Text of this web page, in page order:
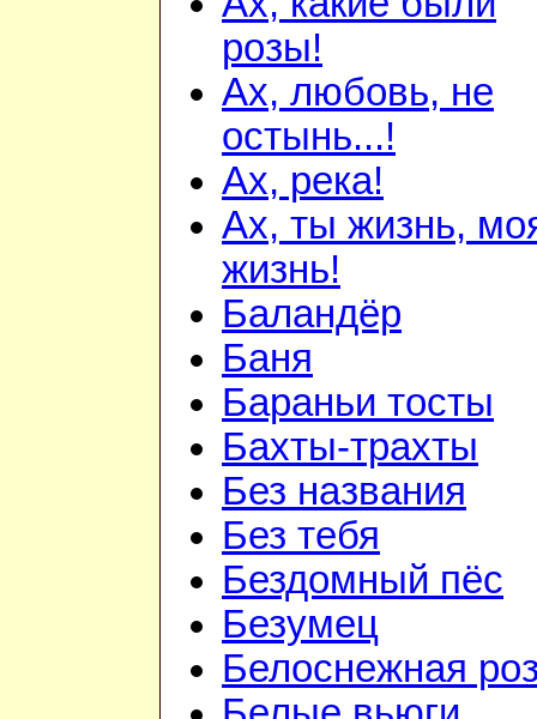
розы!
Ах, любовь, не
остынь...!
Ах, река!
Ах, ты жизнь,
жизнь!
Баландёр
Баня
Бараньи тосты
Бахты-трахты
Без названия
Без тебя
Бездомный пёс
Безумец
Белоснежная